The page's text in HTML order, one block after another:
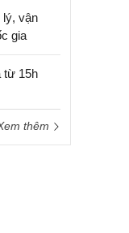
lý, vận
gia
từ 15h
thêm